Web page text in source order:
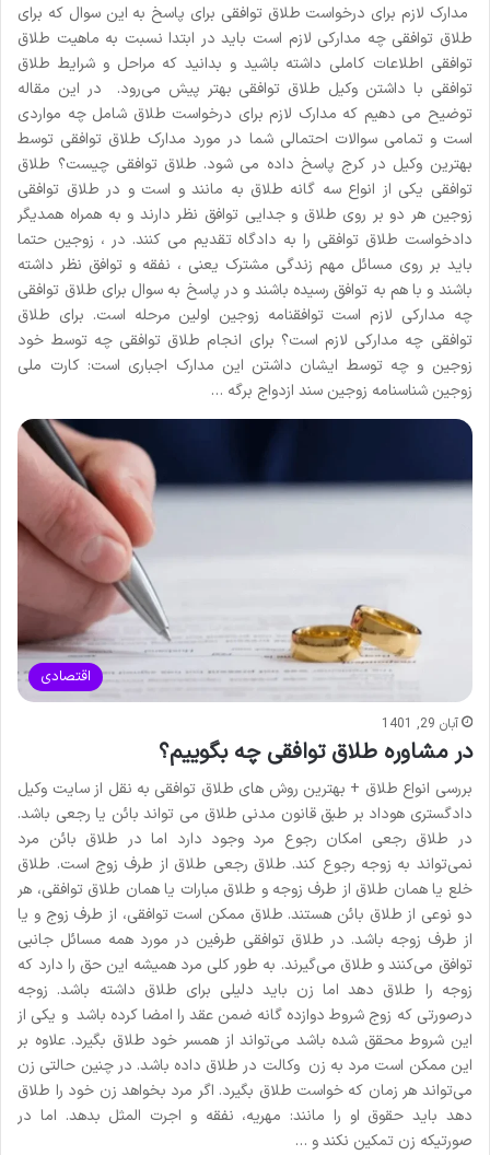
مدارک لازم برای درخواست طلاق توافقی برای پاسخ به این سوال که برای
طلاق توافقی چه مدارکی لازم است باید در ابتدا نسبت به ماهیت طلاق
توافقی اطلاعات کاملی داشته باشید و بدانید که مراحل و شرایط طلاق
توافقی با داشتن وکیل طلاق توافقی بهتر پیش می‌رود. در این مقاله
توضیح می دهیم که مدارک لازم برای درخواست طلاق شامل چه مواردی
است و تمامی سوالات احتمالی شما در مورد مدارک طلاق توافقی توسط
بهترین وکیل در کرج پاسخ داده می شود. طلاق توافقی چیست؟ طلاق
توافقی یکی از انواع سه گانه طلاق به مانند و است و در طلاق توافقی
زوجین هر دو بر روی طلاق و جدایی توافق نظر دارند و به همراه همدیگر
دادخواست طلاق توافقی را به دادگاه تقدیم می کنند. در ، زوجین حتما
باید بر روی مسائل مهم زندگی مشترک یعنی ، نفقه و توافق نظر داشته
باشند و با هم به توافق رسیده باشند و در پاسخ به سوال برای طلاق توافقی
چه مدارکی لازم است توافقنامه زوجین اولین مرحله است. برای طلاق
توافقی چه مدارکی لازم است؟ برای انجام طلاق توافقی چه توسط خود
زوجین و چه توسط ایشان داشتن این مدارک اجباری است: کارت ملی
زوجین شناسنامه زوجین سند ازدواج برگه …
اقتصادی
آبان 29, 1401
در مشاوره طلاق توافقی چه بگوییم؟
بررسی انواع طلاق + بهترین روش های طلاق توافقی به نقل از سایت وکیل
دادگستری هوداد بر طبق قانون مدنی طلاق می تواند بائن یا رجعی باشد.
در طلاق رجعی امکان رجوع مرد وجود دارد اما در طلاق بائن مرد
نمی‌تواند به زوجه رجوع کند. طلاق رجعی طلاق از طرف زوج است. طلاق
خلع یا همان طلاق از طرف زوجه و طلاق مبارات یا همان طلاق توافقی، هر
دو نوعی از طلاق بائن هستند. طلاق ممکن است توافقی، از طرف زوج و یا
از طرف زوجه باشد. در طلاق توافقی طرفین در مورد همه مسائل جانبی
توافق می‌کنند و طلاق می‌گیرند. به طور کلی مرد همیشه این حق را دارد که
زوجه را طلاق دهد اما زن باید دلیلی برای طلاق داشته باشد. زوجه
درصورتی که زوج شروط دوازده گانه ضمن عقد را امضا کرده باشد و یکی از
این شروط محقق شده باشد می‌تواند از همسر خود طلاق بگیرد. علاوه بر
این ممکن است مرد به زن وکالت در طلاق داده باشد. در چنین حالتی زن
می‌تواند هر زمان که خواست طلاق بگیرد. اگر مرد بخواهد زن خود را طلاق
دهد باید حقوق او را مانند: مهریه، نفقه و اجرت المثل بدهد. اما در
صورتیکه زن تمکین نکند و …